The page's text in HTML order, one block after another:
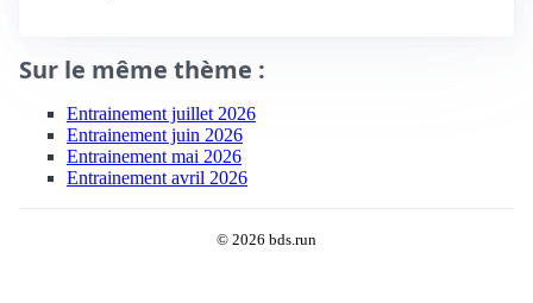
Sur le même thème :
Entrainement juillet 2026
Entrainement juin 2026
Entrainement mai 2026
Entrainement avril 2026
© 2026 bds.run